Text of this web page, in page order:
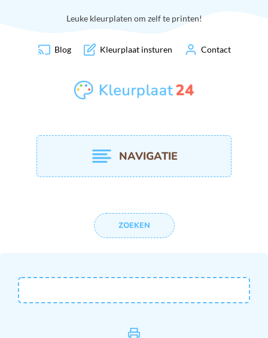
Leuke kleurplaten om zelf te printen!
Blog Kleurplaat insturen Contact
NAVIGATIE
ZOEKEN